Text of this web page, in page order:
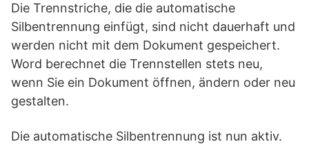
Die Trennstriche, die die automatische
Silbentrennung einfügt, sind nicht dauerhaft und
werden nicht mit dem Dokument gespeichert.
Word berechnet die Trennstellen stets neu,
wenn Sie ein Dokument öffnen, ändern oder neu
gestalten.
Die automatische Silbentrennung ist nun aktiv.